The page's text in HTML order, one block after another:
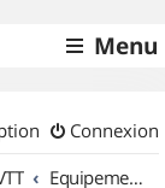
Menu
Connexion
Equipements et Accessoires